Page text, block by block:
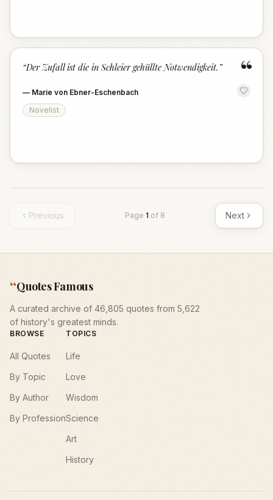
“
“Der Zufall ist die in Schleier gehüllte Notwendigkeit. ”
— Marie von Ebner-Eschenbach
Novelist
Previous Page 1 of 8 Next
“Quotes Famous
A curated archive of 46,805 quotes from 5,622
of history's greatest minds.
BROWSE
All Quotes
By Topic
By Author
By Profession
TOPICS
Life
Love
Wisdom
Science
Art
History